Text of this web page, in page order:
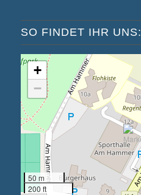
SO FINDET IHR UNS:
+
−
50 m
200 ft